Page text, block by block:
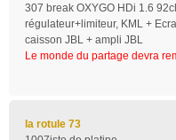
307 break OXYGO HDi 1.6
régulateur+limiteur, KML +
caisson JBL + ampli JBL
Le monde du partage devra
la rotule 73